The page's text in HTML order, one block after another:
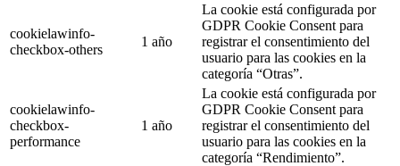
cookielawinfo-
checkbox-others
1 año
La cookie está configurada por
GDPR Cookie Consent para
registrar el consentimiento del
usuario para las cookies en la
categoría “Otras”.
cookielawinfo-
checkbox-
performance
1 año
La cookie está configurada por
GDPR Cookie Consent para
registrar el consentimiento del
usuario para las cookies en la
categoría “Rendimiento”.